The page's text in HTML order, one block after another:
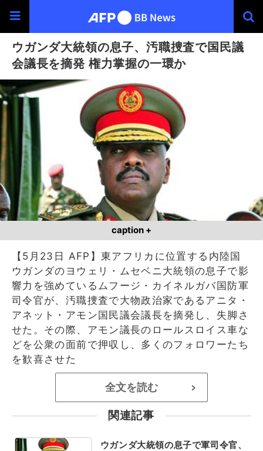
ウガンダ大統領の息子、汚職捜査で国民議
会議長を摘発 権力掌握の一環か
caption +
【5月23日 AFP】東アフリカに位置する内陸国
ウガンダのヨウェリ・ムセベニ大統領の息子で影
響力を強めているムフージ・カイネルガバ国防軍
司令官が、汚職捜査で大物政治家であるアニタ・
アネット・アモン国民議会議長を摘発し、失脚さ
せた。その際、アモン議長のロールスロイス車な
どを公衆の面前で押収し、多くのフォロワーたち
を歓喜させた
全文を読む >
関連記事
ウガンダ大統領の息子で軍司令官、